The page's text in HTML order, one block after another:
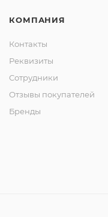
КОМПАНИЯ
Контакты
Реквизиты
Сотрудники
Отзывы покупателей
Бренды